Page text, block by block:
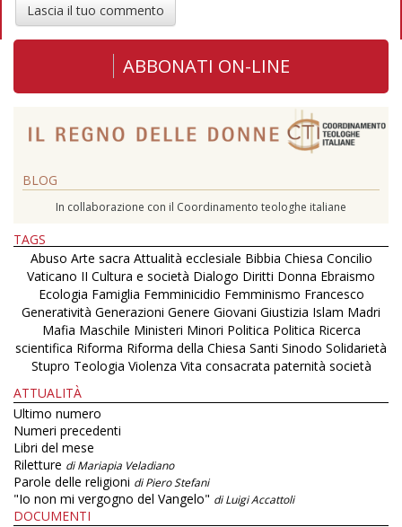
Lascia il tuo commento
ABBONATI ON-LINE
BLOG
In collaborazione con il Coordinamento teologhe italiane
TAGS
Abuso Arte sacra Attualità ecclesiale Bibbia Chiesa Concilio
Vaticano II Cultura e società Dialogo Diritti Donna Ebraismo
Ecologia Famiglia Femminicidio Femminismo Francesco
Generatività Generazioni Genere Giovani Giustizia Islam Madri
Mafia Maschile Ministeri Minori Politica Politica Ricerca
scientifica Riforma Riforma della Chiesa Santi Sinodo Solidarietà
Stupro Teologia Violenza Vita consacrata paternità società
ATTUALITÀ
Ultimo numero
Numeri precedenti
Libri del mese
Riletture di Mariapia Veladiano
Parole delle religioni di Piero Stefani
"Io non mi vergogno del Vangelo" di Luigi Accattoli
DOCUMENTI